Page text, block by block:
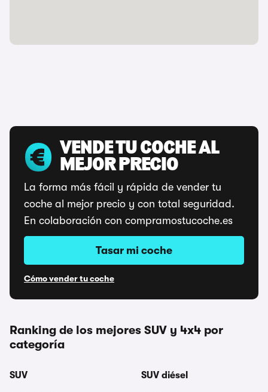
VENDE TU COCHE AL
MEJOR PRECIO
La forma más fácil y rápida de vender tu
coche al mejor precio y con total seguridad.
En colaboración con compramostucoche.es
Tasar mi coche
Cómo vender tu coche
Ranking de los mejores SUV y 4x4 por
categoría
SUV SUV diésel